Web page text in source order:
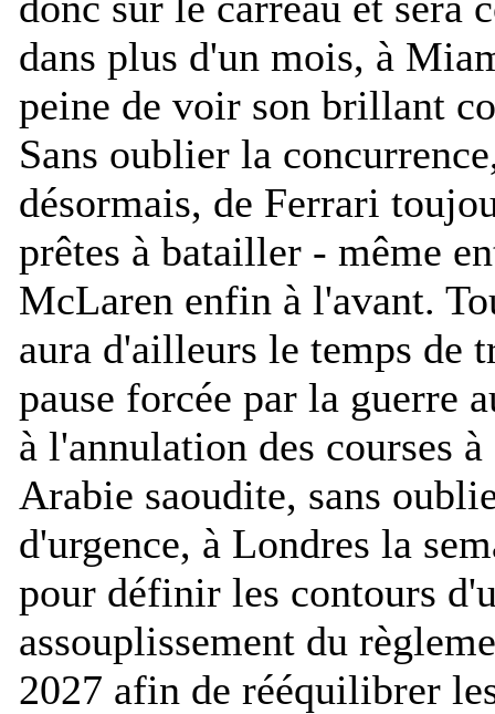
dans plus d'un mois, à
peine de voir son brillant
Sans oublier la
désormais, de Ferrari
prêtes à batailler - même
McLaren enfin à l'avant.
aura d'ailleurs le temps de
pause forcée par la guerre
à l'annulation des courses
Arabie saoudite, sans
d'urgence, à Londres la
pour définir les contours
assouplissement du
2027 afin de rééquilibrer